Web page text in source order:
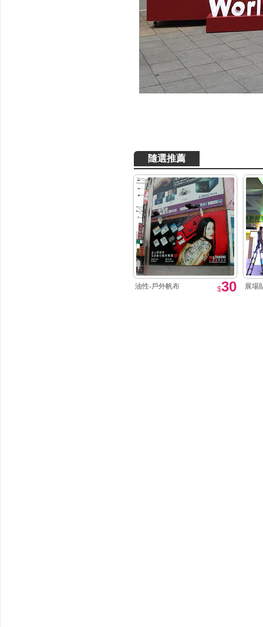
隨選推薦
油性-戶外帆布 $30 展場